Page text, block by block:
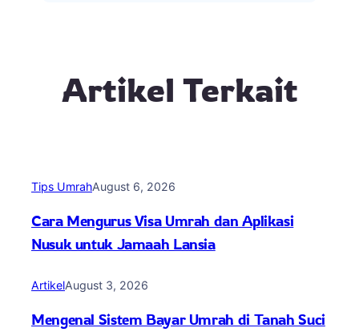
Artikel Terkait
Tips UmrahAugust 6, 2026
Cara Mengurus Visa Umrah dan Aplikasi
Nusuk untuk Jamaah Lansia
ArtikelAugust 3, 2026
Mengenal Sistem Bayar Umrah di Tanah Suci